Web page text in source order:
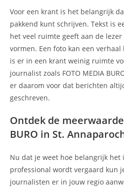
Voor een krant is het belangrijk
pakkend kunt schrijven. Tekst is
het veel ruimte geeft aan de
vormen. Een foto kan een
is er in een krant weinig ruimte
journalist zoals FOTO MEDIA
er daarom voor dat berichten
geschreven.
Ontdek de meerwaarde
BURO in St.
Nu dat je weet hoe belangrijk het
professional wordt vergaard kun
journalisten er in jouw regio